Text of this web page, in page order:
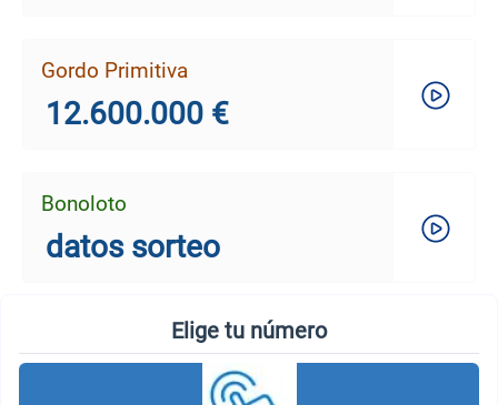
Gordo Primitiva
12.600.000 €
Bonoloto
datos sorteo
Elige tu número